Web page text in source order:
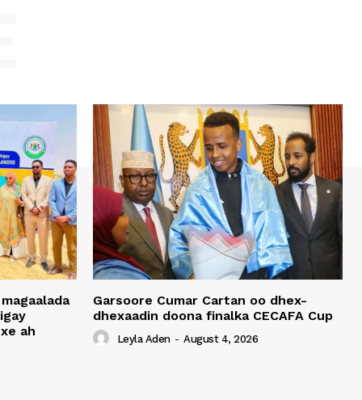
ah
Garsoore Cumar Cartan oo dhex-
dhexaadin doona finalka CECAFA Cup
Leyla Aden - August 4, 2026